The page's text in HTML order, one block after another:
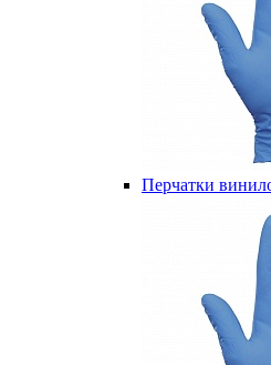
Перчатки